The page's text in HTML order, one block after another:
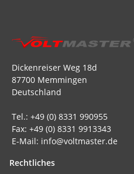
Dickenreiser Weg 18d
87700 Memmingen
Deutschland
Tel.: +49 (0) 8331 990955
Fax: +49 (0) 8331 9913343
E-Mail: info@voltmaster.de
Rechtliches